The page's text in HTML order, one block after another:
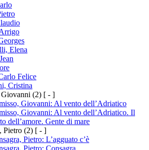
Elena
Felice
Cristina
(2) [ - ]
Giovanni: Al vento dell’Adriatico
Giovanni: Al vento dell’Adriatico. Il
dell’amore. Gente di mare
Pietro (2) [ - ]
Pietro: L’agguato c’è
Pietro: Consagra